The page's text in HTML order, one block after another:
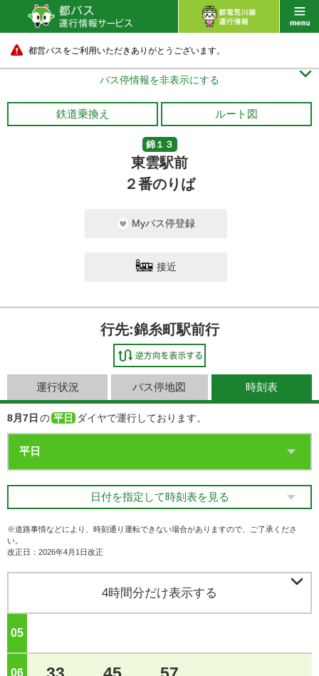
都営バスをご利用いただきありがとうございます。
バス停情報を非表示にする 
鉄道乗換え ルート図
錦１３
東雲駅前
２番のりば
Myバス停登録
接近
行先:錦糸町駅前行
運行状況 バス停地図 時刻表
8月7日 の 平日 ダイヤで運行しております。
日付を指定して時刻表を見る
※道路事情などにより、時刻通り運転できない場合がありますので、ご了承くださ
い。
改正日：2026年4月1日改正
4時間分だけ表示する 
05
06